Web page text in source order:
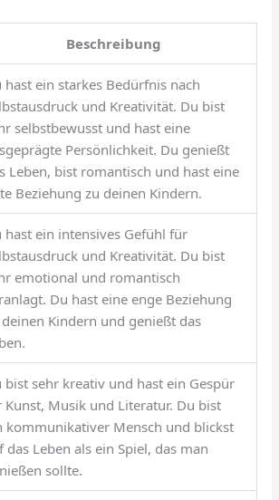
Beschreibung
hast ein starkes Bedürfnis nach
und Kreativität. Du bist
selbstbewusst und hast eine
Persönlichkeit. Du genießt
Leben, bist romantisch und hast eine
Beziehung zu deinen Kindern.
hast ein intensives Gefühl für
und Kreativität. Du bist
emotional und romantisch
Du hast eine enge Beziehung
deinen Kindern und genießt das
bist sehr kreativ und hast ein Gespür
Kunst, Musik und Literatur. Du bist
kommunikativer Mensch und blickst
das Leben als ein Spiel, das man
sollte.